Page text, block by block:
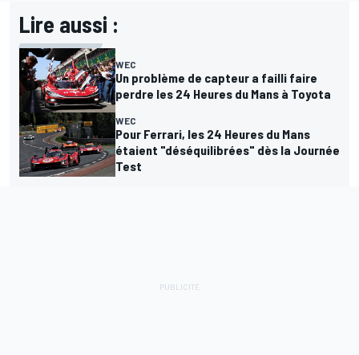
Lire aussi :
WEC
Un problème de capteur a failli faire
perdre les 24 Heures du Mans à Toyota
WEC
Pour Ferrari, les 24 Heures du Mans
étaient "déséquilibrées" dès la Journée
Test